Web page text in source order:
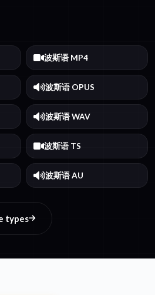
波斯语 MP4
波斯语 OPUS
波斯语 WAV
波斯语 TS
波斯语 AU
types